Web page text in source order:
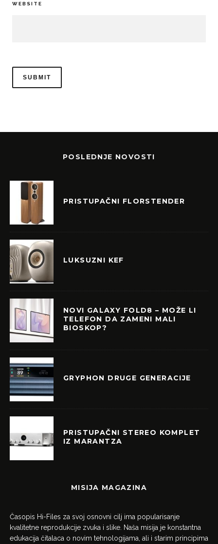
WEBSITE
POSLEDNJE NOVOSTI
PRISTUPAČNI FLORSTENDER
LUKSUZNI KEF
NOVI GALAXY FOLD8 – MOŽE LI
TELEFON DA ZAMENI MALI
BIOSKOP?
GRYPHON DRUGE GENERACIJE
PRISTUPAČNI STEREO KOMPLET
IZ MARANTZA
MISIJA MAGAZINA
Časopis Hi-Files za svoj osnovni cilj ima popularisanje
kvalitetne reprodukcije zvuka i slike. Naša misija je konstantna
edukacija čitalaca o novim tehnologijama, ali i starim principima